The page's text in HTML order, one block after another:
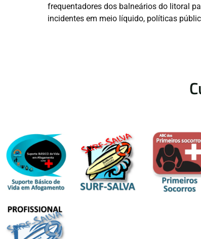
frequentadores dos balneários do litoral
incidentes em meio líquido, políticas